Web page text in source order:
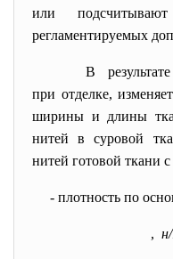
или
регламентируемых
В
при отделке,
ширины и длины
нитей в суровой
нитей готовой ткани
- плотность по
,